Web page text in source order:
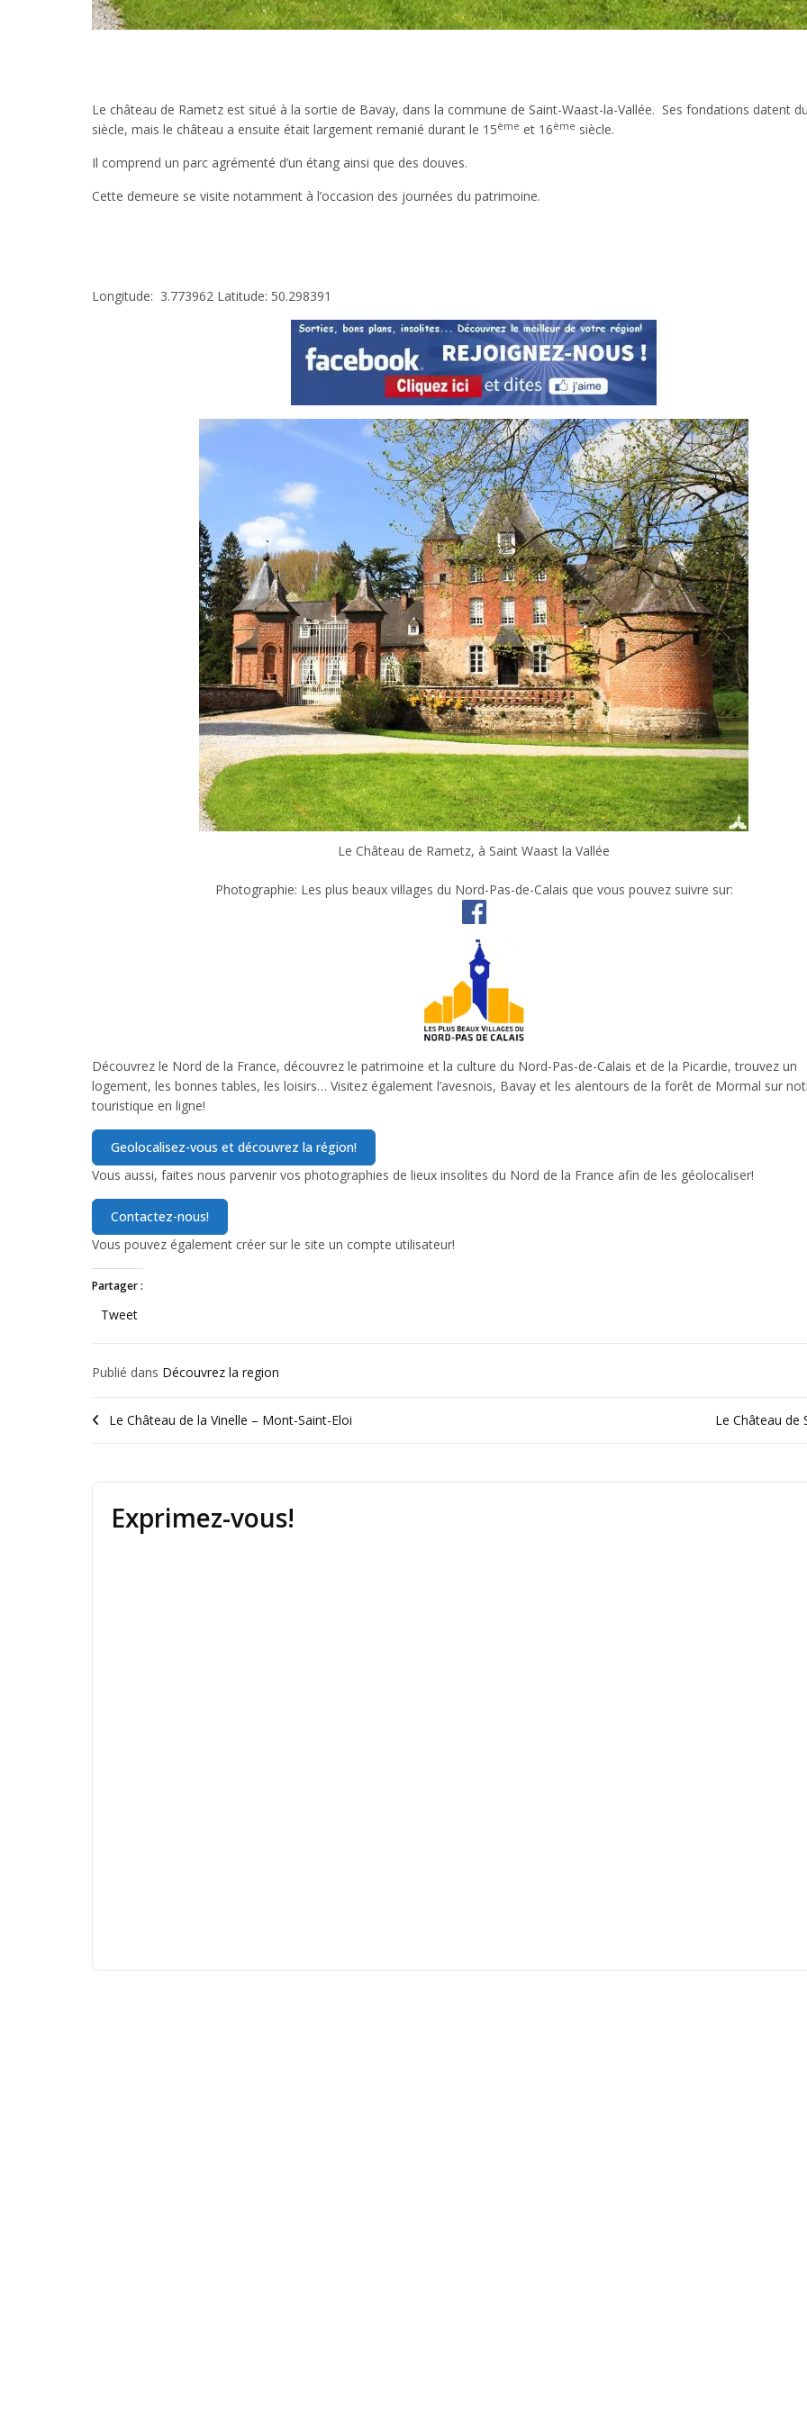
Le château de Rametz est situé à la sortie de Bavay, dans la commune de Saint-Waast-la-Vallée. Ses fondations datent
siècle, mais le château a ensuite était largement remanié durant le 15ème et 16ème siècle.
Il comprend un parc agrémenté d’un étang ainsi que des douves.
Cette demeure se visite notamment à l’occasion des journées du patrimoine.
Longitude: 3.773962 Latitude: 50.298391
Le Château de Rametz, à Saint Waast la Vallée
Photographie: Les plus beaux villages du Nord-Pas-de-Calais que vous pouvez suivre sur:
Découvrez le Nord de la France, découvrez le patrimoine et la culture du Nord-Pas-de-Calais et de la Picardie, trouvez un
logement, les bonnes tables, les loisirs… Visitez également l’avesnois, Bavay et les alentours de la forêt de Mormal sur
touristique en ligne!
Vous aussi, faites nous parvenir vos photographies de lieux insolites du Nord de la France afin de les géolocaliser!
Vous pouvez également créer sur le site un compte utilisateur!
Partager :
Tweet
Publié dans Découvrez la region
Le Château de la Vinelle – Mont-Saint-Eloi Le Château de
Exprimez-vous!